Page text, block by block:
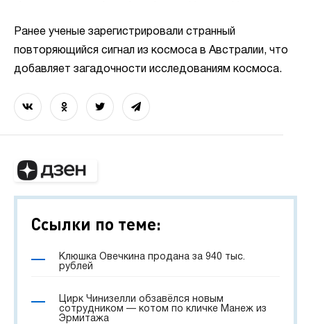
Ранее ученые зарегистрировали странный
повторяющийся сигнал из космоса в Австралии, что
добавляет загадочности исследованиям космоса.
Ссылки по теме:
Клюшка Овечкина продана за 940 тыс.
рублей
Цирк Чинизелли обзавёлся новым
сотрудником — котом по кличке Манеж из
Эрмитажа